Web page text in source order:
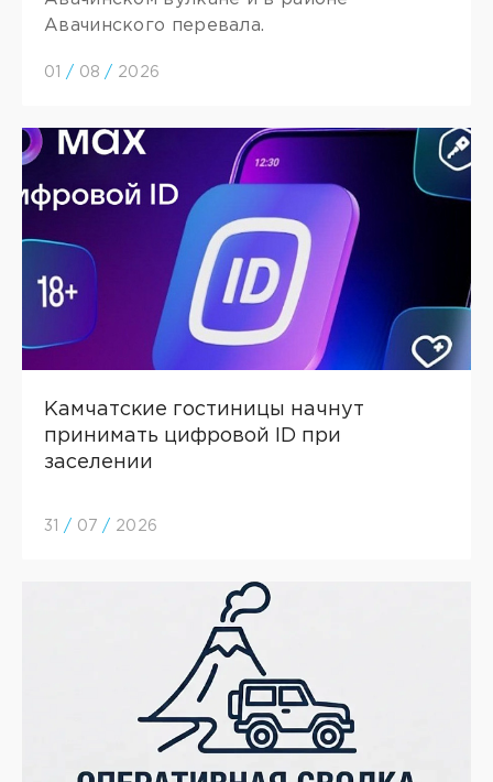
Авачинского перевала.
01 / 08 / 2026
Камчатские гостиницы начнут
принимать цифровой ID при
заселении
31 / 07 / 2026